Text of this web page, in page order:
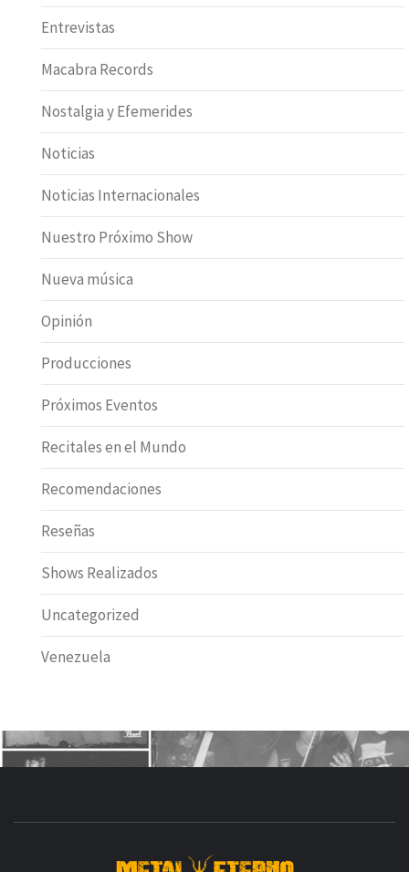
Entrevistas
Macabra Records
Nostalgia y Efemerides
Noticias
Noticias Internacionales
Nuestro Próximo Show
Nueva música
Opinión
Producciones
Próximos Eventos
Recitales en el Mundo
Recomendaciones
Reseñas
Shows Realizados
Uncategorized
Venezuela